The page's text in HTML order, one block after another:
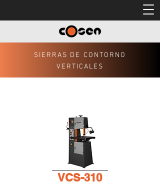
SIERRAS DE CONTORNO
VERTICALES
VCS-310